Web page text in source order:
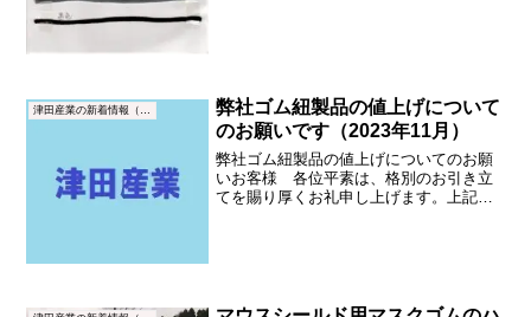
弊社ゴム紐製品の値上げについて
のお願いです（2023年11月）
弊社ゴム紐製品の値上げについてのお願
いお客様 各位平素は、格別のお引き立
てを賜り厚くお礼申し上げます。上記の